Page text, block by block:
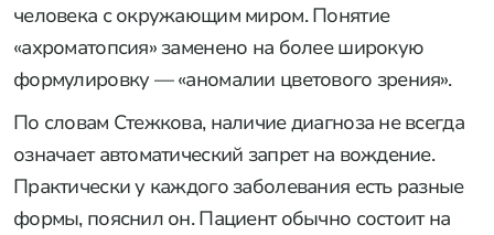
человека с окружающим миром. Понятие
«ахроматопсия» заменено на более широкую
формулировку — «аномалии цветового зрения».
По словам Стежкова, наличие диагноза не всегда
означает автоматический запрет на вождение.
Практически у каждого заболевания есть разные
формы, пояснил он. Пациент обычно состоит на